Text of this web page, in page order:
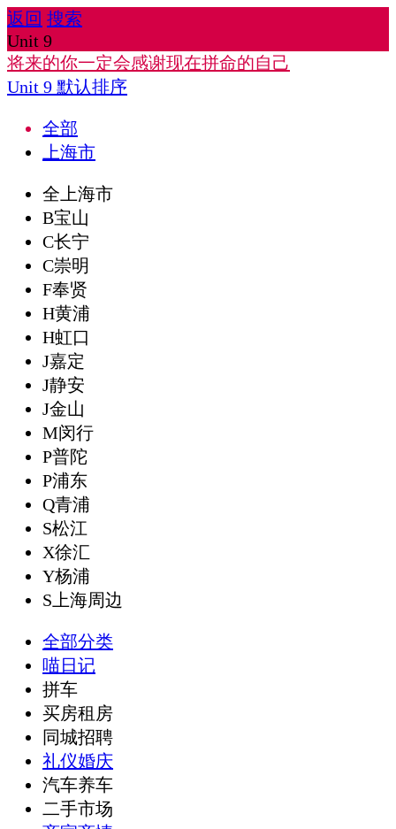
返回 搜索
Unit 9
将来的你一定会感谢现在拼命的自己
Unit 9 默认排序
全部
上海市
全上海市
B宝山
C长宁
C崇明
F奉贤
H黄浦
H虹口
J嘉定
J静安
J金山
M闵行
P普陀
P浦东
Q青浦
S松江
X徐汇
Y杨浦
S上海周边
全部分类
喵日记
拼车
买房租房
同城招聘
礼仪婚庆
汽车养车
二手市场